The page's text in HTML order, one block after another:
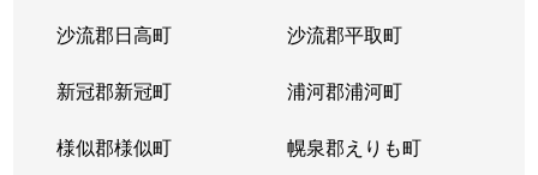
沙流郡日高町 沙流郡平取町
新冠郡新冠町 浦河郡浦河町
様似郡様似町 幌泉郡えりも町